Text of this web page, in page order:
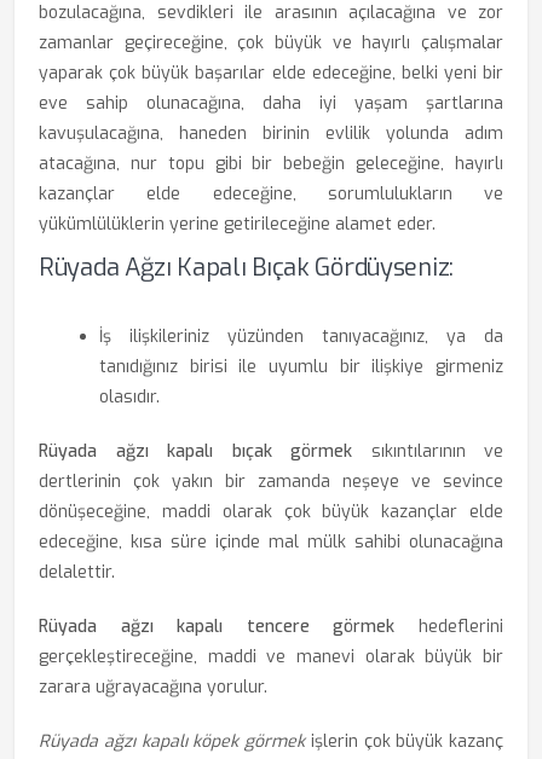
bozulacağına, sevdikleri ile arasının açılacağına ve zor
zamanlar geçireceğine, çok büyük ve hayırlı çalışmalar
yaparak çok büyük başarılar elde edeceğine, belki yeni bir
eve sahip olunacağına, daha iyi yaşam şartlarına
kavuşulacağına, haneden birinin evlilik yolunda adım
atacağına, nur topu gibi bir bebeğin geleceğine, hayırlı
kazançlar elde edeceğine, sorumlulukların ve
yükümlülüklerin yerine getirileceğine alamet eder.
Rüyada Ağzı Kapalı Bıçak Gördüyseniz:
İş ilişkileriniz yüzünden tanıyacağınız, ya da
tanıdığınız birisi ile uyumlu bir ilişkiye girmeniz
olasıdır.
Rüyada ağzı kapalı bıçak görmek sıkıntılarının ve
dertlerinin çok yakın bir zamanda neşeye ve sevince
dönüşeceğine, maddi olarak çok büyük kazançlar elde
edeceğine, kısa süre içinde mal mülk sahibi olunacağına
delalettir.
Rüyada ağzı kapalı tencere görmek hedeflerini
gerçekleştireceğine, maddi ve manevi olarak büyük bir
zarara uğrayacağına yorulur.
Rüyada ağzı kapalı köpek görmekişlerin çok büyük kazanç